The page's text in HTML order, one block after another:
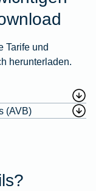
Tarife und
herunterladen.
(AVB)